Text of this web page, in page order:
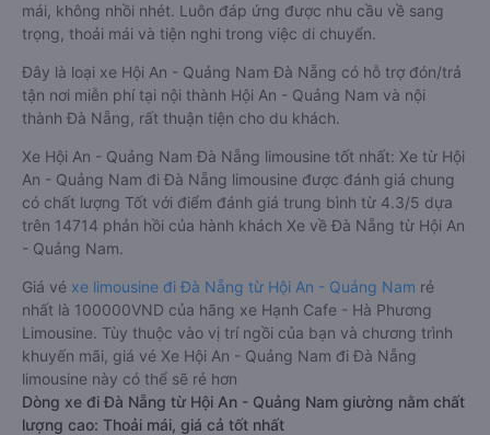
mái, không nhồi nhét. Luôn đáp ứng được nhu cầu về sang
trọng, thoải mái và tiện nghi trong việc di chuyển.
Đây là loại xe Hội An - Quảng Nam Đà Nẵng có hỗ trợ đón/trả
tận nơi miễn phí tại nội thành Hội An - Quảng Nam và nội
thành Đà Nẵng, rất thuận tiện cho du khách.
Xe Hội An - Quảng Nam Đà Nẵng limousine tốt nhất: Xe từ Hội
An - Quảng Nam đi Đà Nẵng limousine được đánh giá chung
có chất lượng Tốt với điểm đánh giá trung bình từ 4.3/5 dựa
trên 14714 phản hồi của hành khách Xe về Đà Nẵng từ Hội An
- Quảng Nam.
Giá vé xe limousine đi Đà Nẵng từ Hội An - Quảng Nam rẻ
nhất là 100000VND của hãng xe Hạnh Cafe - Hà Phương
Limousine. Tùy thuộc vào vị trí ngồi của bạn và chương trình
khuyến mãi, giá vé Xe Hội An - Quảng Nam đi Đà Nẵng
limousine này có thể sẽ rẻ hơn
Dòng xe đi Đà Nẵng từ Hội An - Quảng Nam giường nằm chất
lượng cao: Thoải mái, giá cả tốt nhất